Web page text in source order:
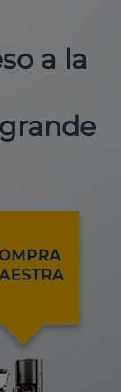
a la